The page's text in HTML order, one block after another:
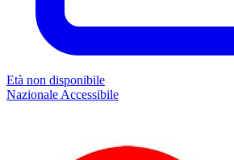
Età non disponibile
Nazionale Accessibile